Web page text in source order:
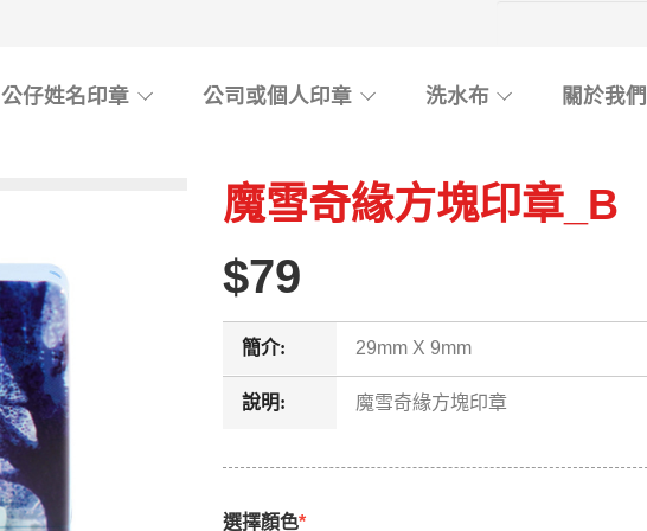
公仔姓名印章 公司或個人印章 洗水布 關於我們
魔雪奇緣方塊印章_B
79
簡介: 29mm X 9mm
說明: 魔雪奇緣方塊印章
選擇顏色